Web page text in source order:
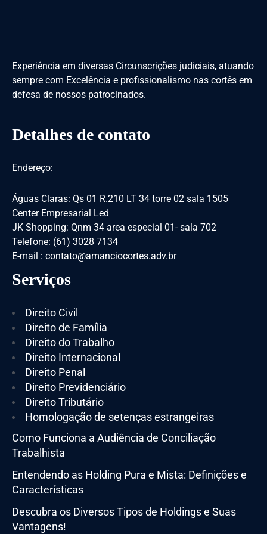
Experiência em diversas Circunscrições judiciais, atuando
sempre com Excelência e profissionalismo nas cortês em
defesa de nossos patrocinados.
Detalhes de contato
Endereço:
Águas Claras: Qs 01 R.210 LT 34 torre 02 sala 1505
Center Empresarial Led
JK Shopping: Qnm 34 area especial 01- sala 702
Telefone: (61) 3028 7134
E-mail : contato@amanciocortes.adv.br
Serviços
Direito Civil
Direito de Família
Direito do Trabalho
Direito Internacional
Direito Penal
Direito Previdenciário
Direito Tributário
Homologação de setenças estrangeiras
Como Funciona a Audiência de Conciliação
Trabalhista
Entendendo as Holding Pura e Mista: Definições e
Características
Descubra os Diversos Tipos de Holdings e Suas
Vantagens!